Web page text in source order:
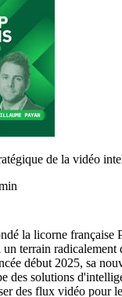
de la vidéo
la licorne française
terrain radicalement
début 2025, sa
des solutions
des flux vidéo pour